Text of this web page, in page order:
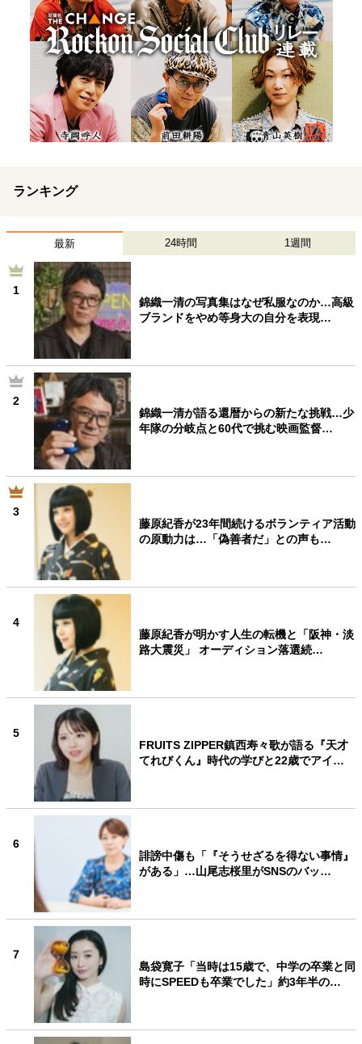
ランキング
最新 24時間 1週間
1
錦織一清の写真集はなぜ私服なのか…高級
ブランドをやめ等身大の自分を表現…
2
錦織一清が語る還暦からの新たな挑戦…少
年隊の分岐点と60代で挑む映画監督…
3
藤原紀香が23年間続けるボランティア活動
の原動力は…「偽善者だ」との声も…
4
藤原紀香が明かす人生の転機と「阪神・淡
路大震災」 オーディション落選続…
5
FRUITS ZIPPER鎮西寿々歌が語る『天才
てれびくん』時代の学びと22歳でアイ…
6
誹謗中傷も「『そうせざるを得ない事情』
がある」…山尾志桜里がSNSのバッ…
7
島袋寛子「当時は15歳で、中学の卒業と同
時にSPEEDも卒業でした」約3年半の…